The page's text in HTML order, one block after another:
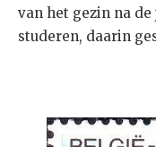
van het gezin na
studeren, daarin